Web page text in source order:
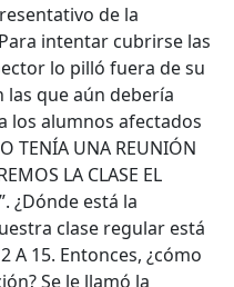
de la
intentar cubrirse las
lo pilló fuera de su
que aún debería
los alumnos afectados
TENÍA UNA REUNIÓN
LA CLASE EL
¿Dónde está la
clase regular está
A 15. Entonces, ¿cómo
Se le llamó la